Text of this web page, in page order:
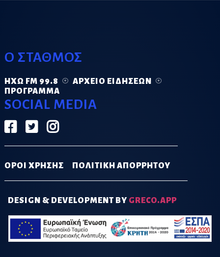
Ο ΣΤΑΘΜΟΣ
ΗΧΏ FM 99.8
ΑΡΧΕΊΟ ΕΙΔΉΣΕΩΝ
ΠΡΌΓΡΑΜΜΑ
SOCIAL MEDIA
ΟΡΟΙ ΧΡΗΣΗΣ ΠΟΛΙΤΙΚΗ ΑΠΟΡΡΗΤΟΥ
DESIGN & DEVELOPMENT BY GRECO.APP